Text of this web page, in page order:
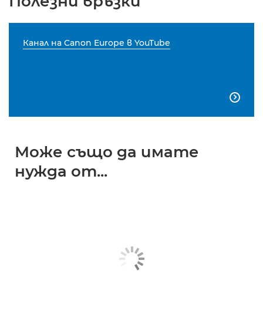
Канал на Canon Europe в YouTube

Може също да имате
нужда от...